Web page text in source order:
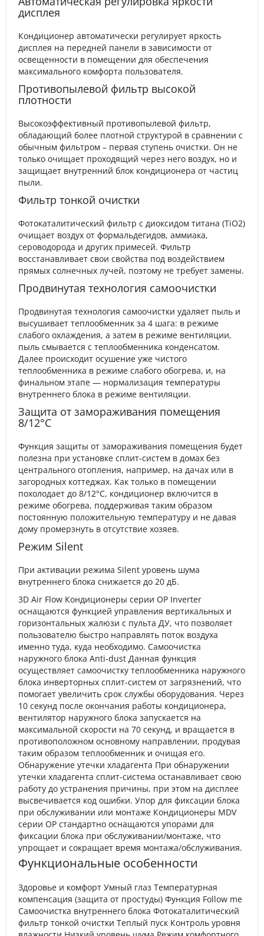
дисплея
Кондиционер автоматически регулирует яркость
дисплея на передней панели в зависимости от
освещенности в помещении для обеспечения
максимального комфорта пользователя.
Противопылевой фильтр высокой
плотности
Высокоэффективный противопылевой фильтр,
обладающий более плотной структурой в сравнении с
обычным фильтром – первая ступень очистки. Он не
только очищает проходящий через него воздух, но и
защищает внутренний блок кондиционера от частиц
пыли.
Фильтр тонкой очистки
Фотокаталитический фильтр с диоксидом титана (TiO2)
очищает воздух от формальдегидов, аммиака,
сероводорода и других примесей. Фильтр
восстанавливает свои свойства под воздействием
прямых солнечных лучей, поэтому не требует замены.
Продвинутая технология самоочистки
Продвинутая технология самоочистки удаляет пыль и
высушивает теплообменник за 4 шага: в режиме
слабого охлаждения, а затем в режиме вентиляции,
пыль смывается с теплообменника конденсатом.
Далее происходит осушение уже чистого
теплообменника в режиме слабого обогрева, и, на
финальном этапе — нормализация температуры
внутреннего блока в режиме вентиляции.
Защита от замораживания помещения
8/12°С
Функция защиты от замораживания помещения будет
полезна при установке сплит-систем в домах без
центрального отопления, например, на дачах или в
загородных коттеджах. Как только в помещении
похолодает до 8/12°С, кондиционер включится в
режиме обогрева, поддерживая таким образом
постоянную положительную температуру и не давая
дому промерзнуть в отсутствие хозяев.
Режим Silent
При активации режима Silent уровень шума
внутреннего блока снижается до 20 дБ.
3D Air Flow Кондиционеры серии OP Inverter
оснащаются функцией управления вертикальных и
горизонтальных жалюзи с пульта ДУ, что позволяет
пользователю быстро направлять поток воздуха
именно туда, куда необходимо. Cамоочистка
наружного блока Anti-dust Данная функция
осуществляет самоочистку теплообменника наружного
блока инверторных сплит-систем от загрязнений, что
помогает увеличить срок службы оборудования. Через
10 секунд после окончания работы кондиционера,
вентилятор наружного блока запускается на
максимальной скорости на 70 секунд, и вращается в
противоположном основному направлении, продувая
таким образом теплообменник и очищая его.
Обнаружение утечки хладагента При обнаружении
утечки хладагента сплит-система останавливает свою
работу до устранения причины, при этом на дисплее
высвечивается код ошибки. Упор для фиксации блока
при обслуживании или монтаже Кондиционеры MDV
серии OP стандартно оснащаются упорами для
фиксации блока при обслуживании/монтаже, что
упрощает и сокращает время монтажа/обслуживания.
Функциональные особенности
Здоровье и комфорт Умный глаз Температурная
компенсация (защита от простуды) Функция Follow me
Самоочистка внутреннего блока Фотокаталитический
фильтр тонкой очистки Теплый пуск Контроль уровня